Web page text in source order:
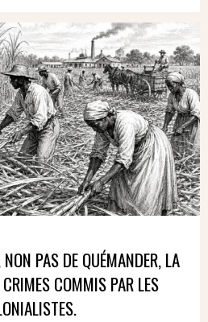
PAS DE QUÉMANDER, LA
COMMIS PAR LES